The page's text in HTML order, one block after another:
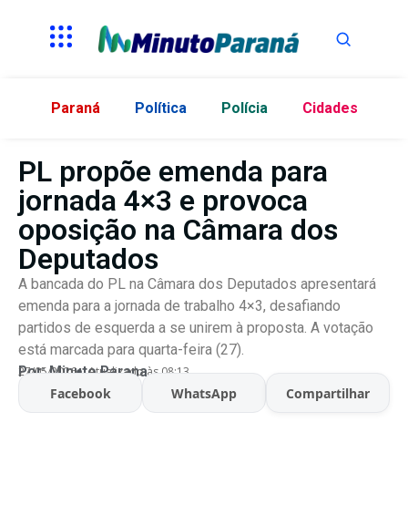
Paraná Política Polícia Cidades
PL propõe emenda para
jornada 4×3 e provoca
oposição na Câmara dos
Deputados
A bancada do PL na Câmara dos Deputados apresentará
emenda para a jornada de trabalho 4×3, desafiando
partidos de esquerda a se unirem à proposta. A votação
está marcada para quarta-feira (27).
Por:Minuto Parana
27/05/2026 Atualizado às 08:13
Facebook WhatsApp Compartilhar